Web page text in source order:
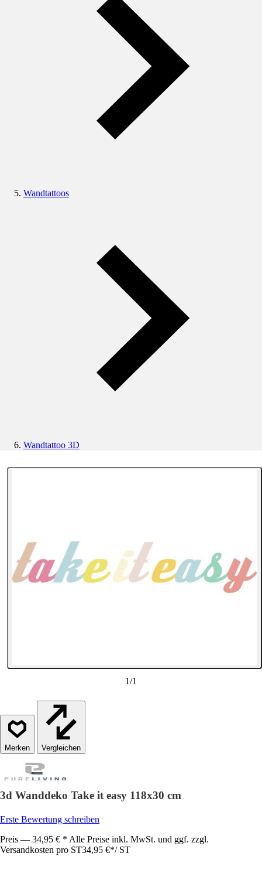
Wandtattoos
Wandtattoo 3D
1/1
Vergleichen
3d Wanddeko Take it easy 118x30 cm
Erste Bewertung schreiben
Preis — 34,95 € * Alle Preise inkl. MwSt. und ggf. zzgl.
Versandkosten pro ST34,95 €*/ ST